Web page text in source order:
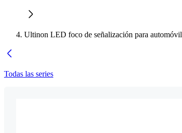
Ultinon LED foco de señalización para automóvil
Todas las series